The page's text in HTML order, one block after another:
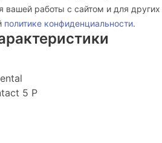
вашей работы с сайтом и для других
политике конфиденциальности.
5 P